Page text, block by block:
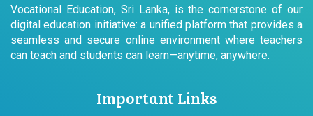
Vocational Education, Sri Lanka, is the cornerstone of our
digital education initiative: a unified platform that provides a
seamless and secure online environment where teachers
can teach and students can learn—anytime, anywhere.
Important Links